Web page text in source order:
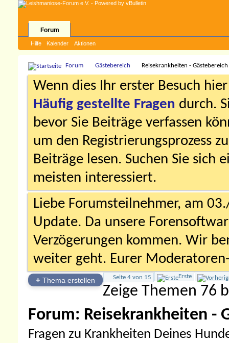
Forum
Hilfe Kalender Aktionen
Forum Gästebereich Reisekrankheiten - Gästebereich
Wenn dies Ihr erster Besuch
Häufig gestellte Fragen durch.
bevor Sie Beiträge verfassen
um den Registrierungsprozess
Beiträge lesen. Suchen Sie sich
meisten interessiert.
Liebe Forumsteilnehmer, am
Update. Da unsere
Verzögerungen kommen. Wir
weiter geht. Eurer
+ Thema erstellen Seite 4 von 15 Erste
Zeige Themen 76
Forum: Reisekrankheiten -
Fragen zu Krankheiten Deines